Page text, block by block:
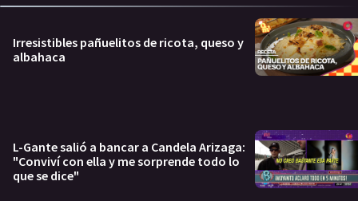
Irresistibles pañuelitos de ricota, queso y
albahaca
L-Gante salió a bancar a Candela Arizaga:
"Conviví con ella y me sorprende todo lo
que se dice"